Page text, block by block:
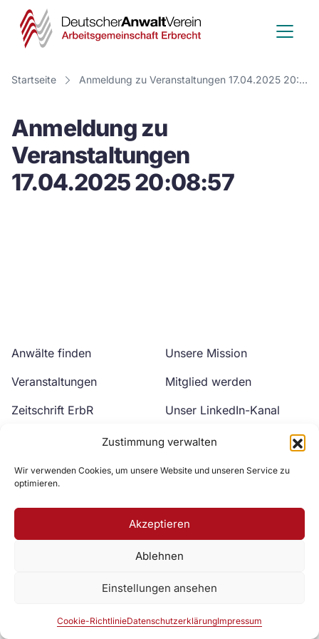
Zustimmung verwalten
Wir verwenden Cookies, um unsere Website und unseren Service zu
optimieren.
Akzeptieren
Ablehnen
Einstellungen ansehen
Cookie-RichtlinieDatenschutzerklärungImpressum
Deutscher
Anwalt
Verein
Startseite Anmeldung zu Veranstaltungen 17.04.2025 20:08:57
Anmeldung zu
Veranstaltungen
17.04.2025 20:08:57
Anwälte finden
Veranstaltungen
Zeitschrift ErbR
Unsere Mission
Mitglied werden
Unser LinkedIn-Kanal
Unser YouTube-Kanal
Zur DAV Webseite